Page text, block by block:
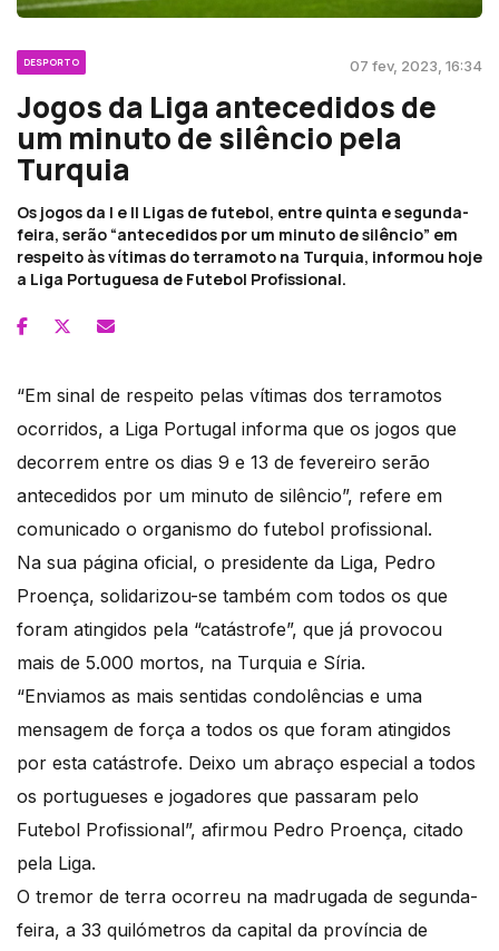
DESPORTO 07 fev, 2023, 16:34
Jogos da Liga antecedidos de
um minuto de silêncio pela
Turquia
Os jogos da I e II Ligas de futebol, entre quinta e segunda-
feira, serão “antecedidos por um minuto de silêncio” em
respeito às vítimas do terramoto na Turquia, informou hoje
a Liga Portuguesa de Futebol Profissional.
“Em sinal de respeito pelas vítimas dos terramotos
ocorridos, a Liga Portugal informa que os jogos que
decorrem entre os dias 9 e 13 de fevereiro serão
antecedidos por um minuto de silêncio”, refere em
comunicado o organismo do futebol profissional.
Na sua página oficial, o presidente da Liga, Pedro
Proença, solidarizou-se também com todos os que
foram atingidos pela “catástrofe”, que já provocou
mais de 5.000 mortos, na Turquia e Síria.
“Enviamos as mais sentidas condolências e uma
mensagem de força a todos os que foram atingidos
por esta catástrofe. Deixo um abraço especial a todos
os portugueses e jogadores que passaram pelo
Futebol Profissional”, afirmou Pedro Proença, citado
pela Liga.
O tremor de terra ocorreu na madrugada de segunda-
feira, a 33 quilómetros da capital da província de